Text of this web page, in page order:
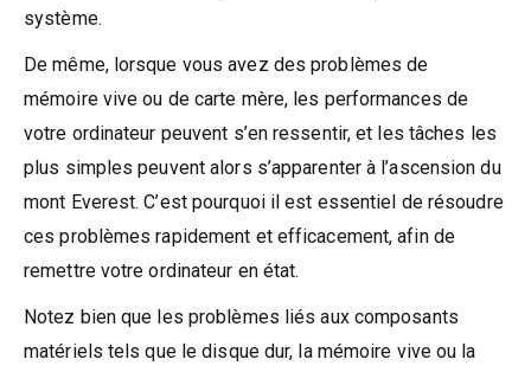
système.
De même, lorsque vous avez des problèmes de
mémoire vive ou de carte mère, les performances de
votre ordinateur peuvent s’en ressentir, et les tâches les
plus simples peuvent alors s’apparenter à l’ascension du
mont Everest. C’est pourquoi il est essentiel de résoudre
ces problèmes rapidement et efficacement, afin de
remettre votre ordinateur en état.
Notez bien que les problèmes liés aux composants
matériels tels que le disque dur, la mémoire vive ou la